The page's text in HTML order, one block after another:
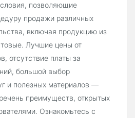
позволяющие
продажи различных
включая продукцию из
Лучшие цены от
отсутствие платы за
большой выбор
и полезных материалов —
преимуществ, открытых
Ознакомьтесь с